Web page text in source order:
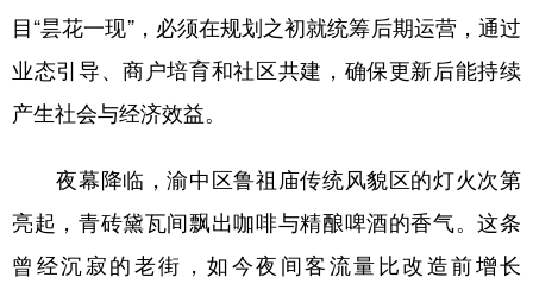
目“昙花一现”，必须在规划之初就统筹后期运营，通过
业态引导、商户培育和社区共建，确保更新后能持续
产生社会与经济效益。
夜幕降临，渝中区鲁祖庙传统风貌区的灯火次第
亮起，青砖黛瓦间飘出咖啡与精酿啤酒的香气。这条
曾经沉寂的老街，如今夜间客流量比改造前增长